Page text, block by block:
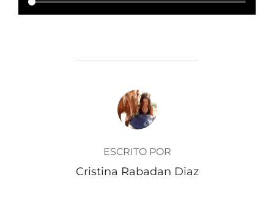
AUTOR DE LA PUBLICACIÓN
ESCRITO POR
Cristina Rabadan Diaz